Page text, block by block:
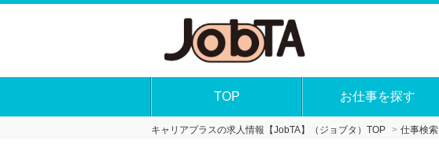
TOP お仕事を探す
キャリアプラスの求人情報【JobTA】（ジョブタ）TOP 仕事検索